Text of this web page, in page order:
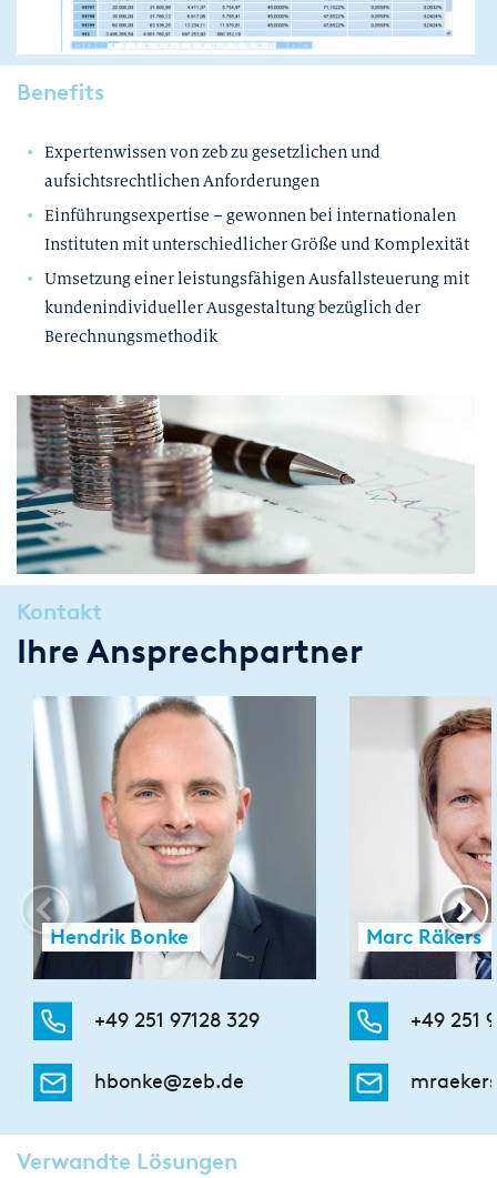
Benefits
Expertenwissen von zeb zu gesetzlichen und
aufsichtsrechtlichen Anforderungen
Einführungsexpertise – gewonnen bei internationalen
Instituten mit unterschiedlicher Größe und Komplexität
Umsetzung einer leistungsfähigen Ausfallsteuerung mit
kundenindividueller Ausgestaltung bezüglich der
Berechnungsmethodik
Kontakt
Ihre Ansprechpartner
Hendrik Bonke
+49 251 97128 329
hbonke@zeb.de
Marc Räkers
+49 251
Verwandte Lösungen